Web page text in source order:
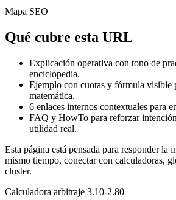
Mapa SEO
Qué cubre esta URL
Explicación operativa con tono de
enciclopedia.
Ejemplo con cuotas y fórmula visible
matemática.
6 enlaces internos contextuales para
FAQ y HowTo para reforzar
utilidad real.
Esta página está pensada para responder la
mismo tiempo, conectar con calculadoras,
cluster.
Calculadora arbitraje 3.10-2.80